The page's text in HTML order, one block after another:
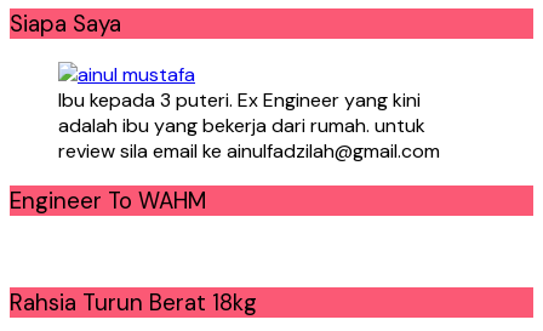
Siapa Saya
Ibu kepada 3 puteri. Ex Engineer yang kini
adalah ibu yang bekerja dari rumah. untuk
review sila email ke ainulfadzilah@gmail.com
Engineer To WAHM
Rahsia Turun Berat 18kg